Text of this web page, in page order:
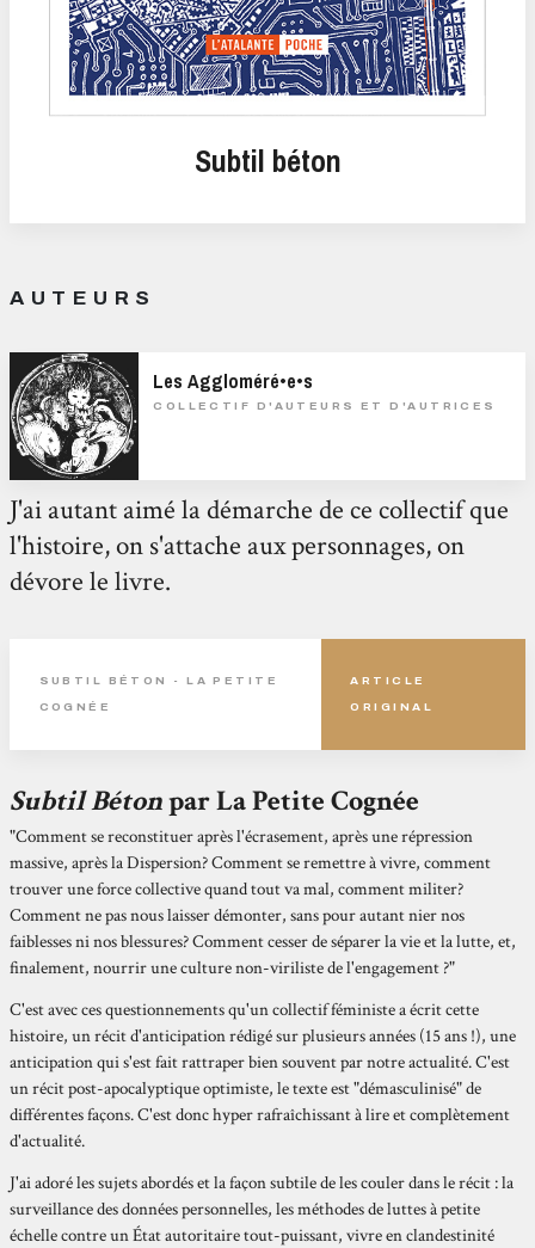
Subtil béton
AUTEURS
Les Aggloméré•e•s
COLLECTIF D'AUTEURS ET D'AUTRICES
J'ai autant aimé la démarche de ce collectif que
l'histoire, on s'attache aux personnages, on
dévore le livre.
SUBTIL BÉTON - LA PETITE
COGNÉE
ARTICLE
ORIGINAL
Subtil Bétonpar La Petite Cognée
"Comment se reconstituer après l'écrasement, après une répression
massive, après la Dispersion? Comment se remettre à vivre, comment
trouver une force collective quand tout va mal, comment militer?
Comment ne pas nous laisser démonter, sans pour autant nier nos
faiblesses ni nos blessures? Comment cesser de séparer la vie et la lutte, et,
finalement, nourrir une culture non-viriliste de l'engagement ?"
C'est avec ces questionnements qu'un collectif féministe a écrit cette
histoire, un récit d'anticipation rédigé sur plusieurs années (15 ans !), une
anticipation qui s'est fait rattraper bien souvent par notre actualité. C'est
un récit post-apocalyptique optimiste, le texte est "démasculinisé" de
différentes façons. C'est donc hyper rafraîchissant à lire et complètement
d'actualité.
J'ai adoré les sujets abordés et la façon subtile de les couler dans le récit : la
surveillance des données personnelles, les méthodes de luttes à petite
échelle contre un État autoritaire tout-puissant, vivre en clandestinité